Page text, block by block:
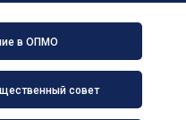
в ОПМО
совет